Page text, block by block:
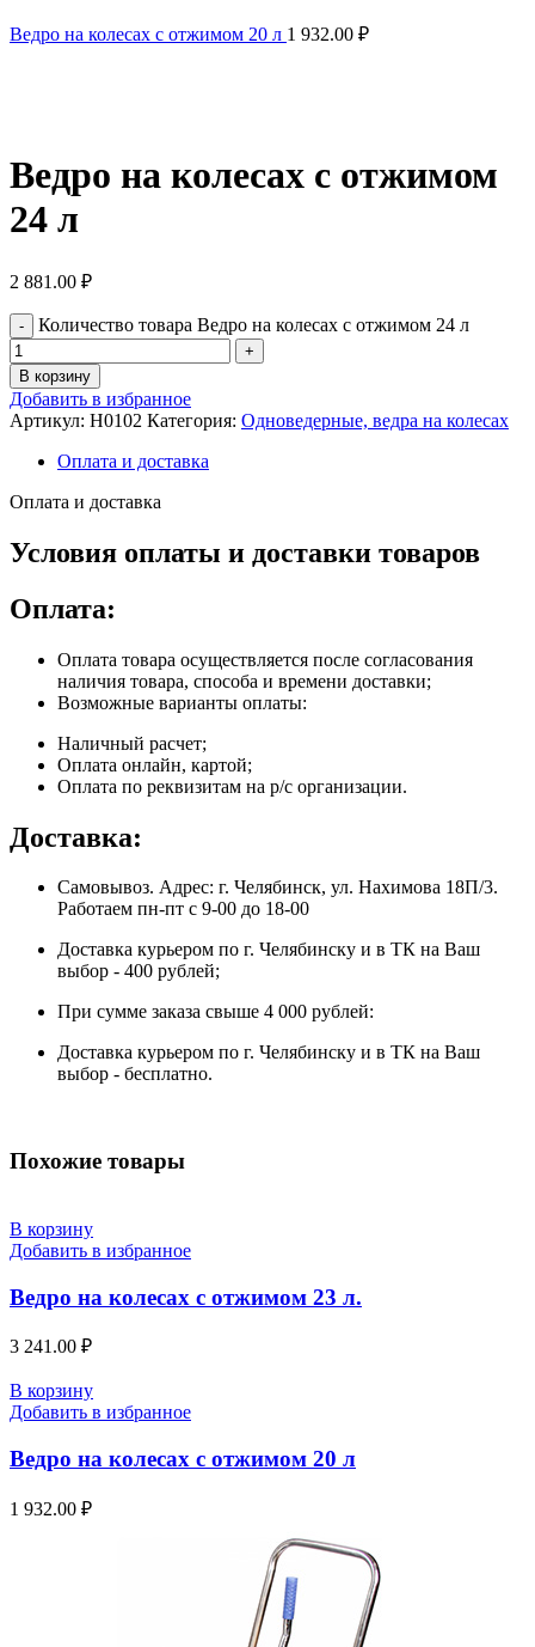
Ведро на колесах с отжимом 20 л 1 932.00 ₽
Ведро на колесах с отжимом
24 л
2 881.00 ₽
Количество товара Ведро на колесах с отжимом 24 л
В корзину
Добавить в избранное
Артикул: H0102 Категория: Одноведерные, ведра на колесах
Оплата и доставка
Оплата и доставка
Условия оплаты и доставки товаров
Оплата:
Оплата товара осуществляется после согласования
наличия товара, способа и времени доставки;
Возможные варианты оплаты:
Наличный расчет;
Оплата онлайн, картой;
Оплата по реквизитам на р/с организации.
Доставка:
Самовывоз. Адрес: г. Челябинск, ул. Нахимова 18П/3.
Работаем пн-пт с 9-00 до 18-00
Доставка курьером по г. Челябинску и в ТК на Ваш
выбор - 400 рублей;
При сумме заказа свыше 4 000 рублей:
Доставка курьером по г. Челябинску и в ТК на Ваш
выбор - бесплатно.
Похожие товары
В корзину
Добавить в избранное
Ведро на колесах с отжимом 23 л.
3 241.00 ₽
В корзину
Добавить в избранное
Ведро на колесах с отжимом 20 л
1 932.00 ₽